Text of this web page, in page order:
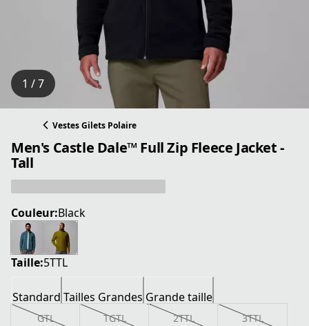
1 / 7
Vestes Gilets Polaire
Men's Castle Dale™ Full Zip Fleece Jacket -
Tall
Couleur:Black
Taille:5TTL
Standard Tailles Grandes Grande taille
GTL TGTL 2TTL 3TTL